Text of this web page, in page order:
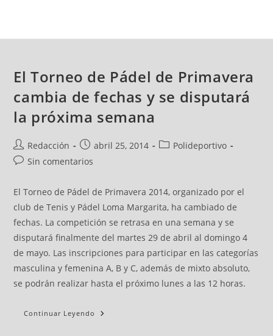
El Torneo de Pádel de Primavera
cambia de fechas y se disputará
la próxima semana
Redacción abril 25, 2014
Polideportivo
Sin comentarios
El Torneo de Pádel de Primavera 2014, organizado por el
club de Tenis y Pádel Loma Margarita, ha cambiado de
fechas. La competición se retrasa en una semana y se
disputará finalmente del martes 29 de abril al domingo 4
de mayo. Las inscripciones para participar en las categorías
masculina y femenina A, B y C, además de mixto absoluto,
se podrán realizar hasta el próximo lunes a las 12 horas.
Continuar Leyendo